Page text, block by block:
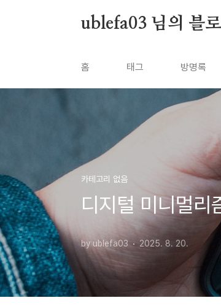
ublefa03 님의 블
홈 태그 방명록
카테고리 없음
디지털 미니멀
by ublefa03 2025. 8. 20.